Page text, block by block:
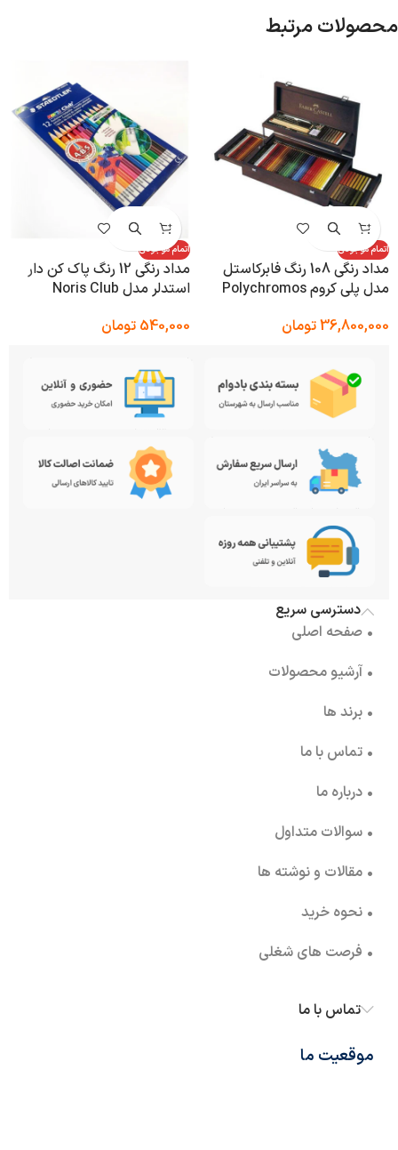
محصولات مرتبط
اتمام موجودی
مداد رنگی 108 رنگ فابرکاستل
مدل پلی کروم Polychromos
36,800,000تومان
اتمام موجودی
مداد رنگی 12 رنگ پاک کن دار
استدلر مدل Noris Club
540,000 تومان
دسترسی سریع
• صفحه اصلی
• آرشیو محصولات
• برند ها
• تماس با ما
• درباره ما
• سوالات متداول
• مقالات و نوشته ها
• نحوه خرید
• فرصت های شغلی
تماس با ما
موقعیت ما